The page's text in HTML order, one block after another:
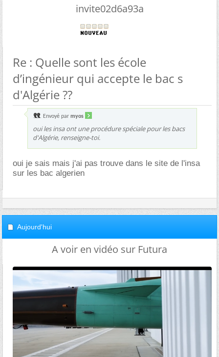
invite02d6a93a
Re : Quelle sont les école
d’ingénieur qui accepte le bac s
d'Algérie ??
Envoyé par myos
oui les insa ont une procédure spéciale pour les bacs
d'Algérie, renseigne-toi.
oui je sais mais j'ai pas trouve dans le site de l'insa
sur les bac algerien
Aujourd'hui
A voir en vidéo sur Futura